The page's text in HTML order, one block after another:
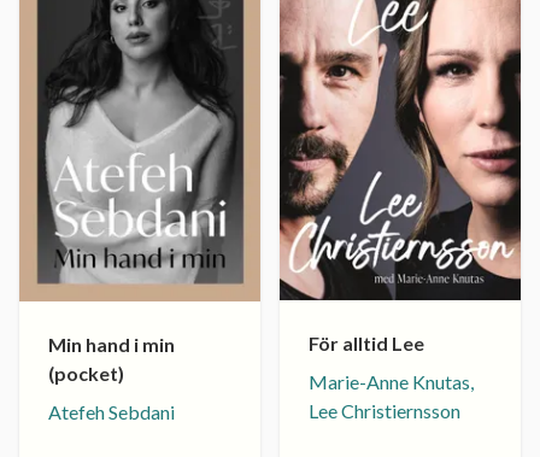
Min hand i min
(pocket)
Atefeh Sebdani
För alltid Lee
Marie-Anne Knutas,
Lee Christiernsson